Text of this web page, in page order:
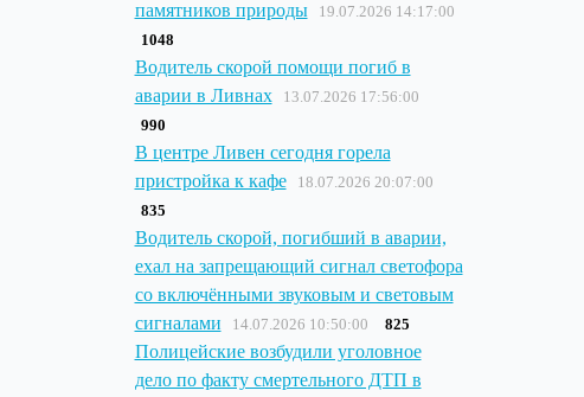
памятников природы
19.07.2026 14:17:00
1048
Водитель скорой помощи погиб в
аварии в Ливнах
13.07.2026 17:56:00
990
В центре Ливен сегодня горела
пристройка к кафе
18.07.2026 20:07:00
835
Водитель скорой, погибший в аварии,
ехал на запрещающий сигнал светофора
со включёнными звуковым и световым
сигналами
14.07.2026 10:50:00 825
Полицейские возбудили уголовное
дело по факту смертельного ДТП в